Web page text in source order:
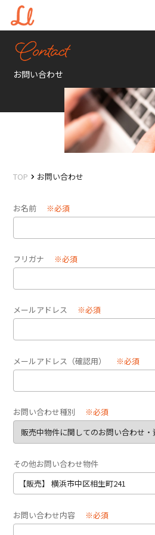
お問い合わせ
TOP お問い合わせ
お名前 ※必須
フリガナ ※必須
メールアドレス ※必須
メールアドレス（確認用） ※必須
お問い合わせ種別 ※必須
その他お問い合わせ物件
お問い合わせ内容 ※必須